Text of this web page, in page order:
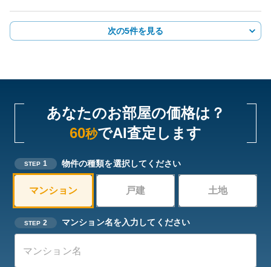
次の5件を見る
あなたのお部屋の価格は？
60秒でAI査定します
STEP 1 物件の種類を選択してください
マンション 戸建 土地
STEP 2 マンション名を入力してください